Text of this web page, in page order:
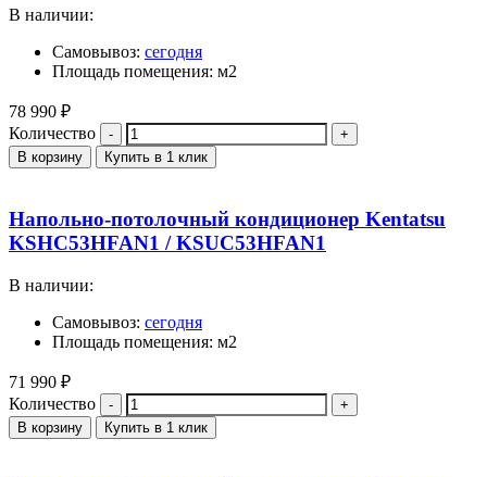
В наличии:
Самовывоз: сегодня
Площадь помещения: м2
78 990 ₽
Количество
В корзину Купить в 1 клик
Напольно-потолочный кондиционер Kentatsu
KSHC53HFAN1 / KSUC53HFAN1
В наличии:
Самовывоз: сегодня
Площадь помещения: м2
71 990 ₽
Количество
В корзину Купить в 1 клик